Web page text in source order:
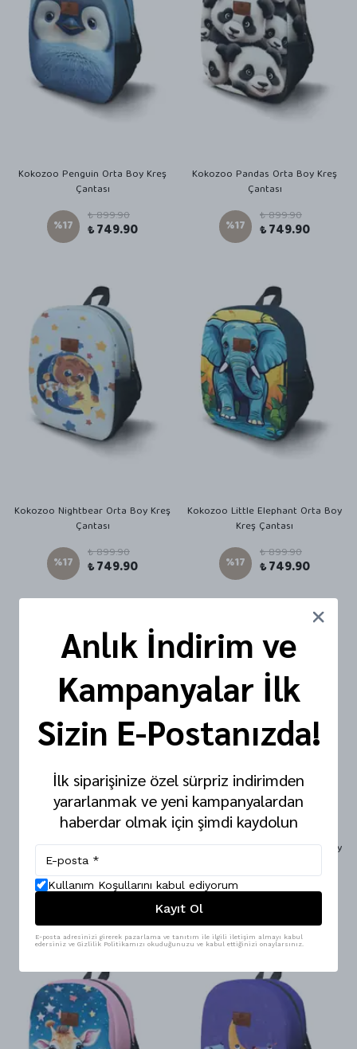
Kokozoo Penguin Orta Boy Kreş
Çantası
%17
₺ 899.90
₺ 749.90
Kokozoo Pandas Orta Boy Kreş
Çantası
%17
₺ 899.90
₺ 749.90
Kokozoo Nightbear Orta Boy Kreş
Çantası
%17
₺ 899.90
₺ 749.90
Kokozoo Little Elephant Orta Boy
Kreş Çantası
%17
₺ 899.90
₺ 749.90
Kokozoo LionMai Orta Boy Kreş
Çantası
₺ 899.90
Kokozoo Lady Flamingo Orta Boy
₺ 899.90
Anlık İndirim ve
Kampanyalar İlk
Sizin E-Postanızda!
İlk siparişinize özel sürpriz indirimden
yararlanmak ve yeni kampanyalardan
haberdar olmak için şimdi kaydolun
Kullanım Koşullarını kabul ediyorum
Kayıt Ol
E-posta adresinizi girerek pazarlama ve tanıtım ile ilgili iletişim almayı kabul
edersiniz ve Gizlilik Politikamızı okuduğunuzu ve kabul ettiğinizi onaylarsınız.